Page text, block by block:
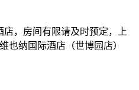
，房间有限请及时预定，上
也纳国际酒店（世博园店）